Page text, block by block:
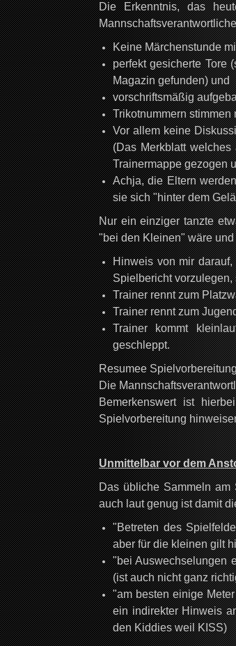
Die Erkenntnis, das
Keine Märchenstunde
perfekt gesicherte Tore
Magazin gefunden) und
vorschriftsmäßig
Trikotnummern
Vor allem keine
(Das Merkblatt
Trainermappe gezogen
Achja, die Eltern
sie sich "hinter dem
Nur ein einziger tanzte
"bei den Kleinen" wäre
Hinweis von mir
Spielbericht vorzulegen,
Trainer rennt zum
Trainer rennt zum
Trainer kommt
geschleppt.
Resumee
Die
Bemerkenswert ist
Spielvorbereitung
Unmittelbar vor dem
Das übliche Sammeln
auch laut genug ist damit
"Betreten des
aber für die kleinen gilt
"bei Auswechselungen
(ist auch nicht ganz
"am besten einige
ein indirekter Hinweis
den Kiddies weil KISS)